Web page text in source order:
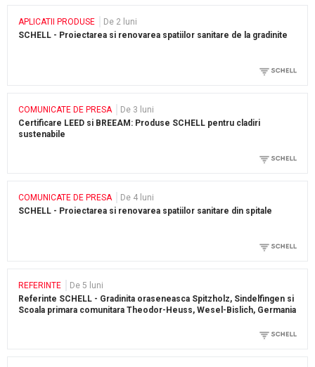
APLICATII PRODUSE
De 2 luni
SCHELL - Proiectarea si renovarea spatiilor sanitare de la gradinite
COMUNICATE DE PRESA
De 3 luni
Certificare LEED si BREEAM: Produse SCHELL pentru cladiri
sustenabile
COMUNICATE DE PRESA
De 4 luni
SCHELL - Proiectarea si renovarea spatiilor sanitare din spitale
REFERINTE
De 5 luni
Referinte SCHELL - Gradinita oraseneasca Spitzholz, Sindelfingen si
Scoala primara comunitara Theodor-Heuss, Wesel-Bislich, Germania